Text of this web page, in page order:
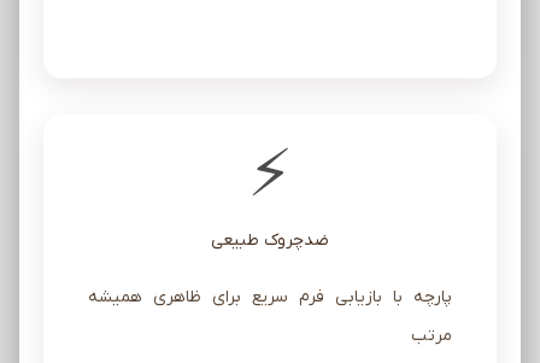
⚡
ضدچروک طبیعی
پارچه با بازیابی فرم سریع برای ظاهری همیشه
مرتب